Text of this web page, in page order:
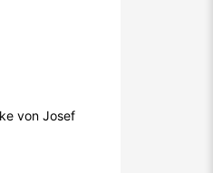
von Josef